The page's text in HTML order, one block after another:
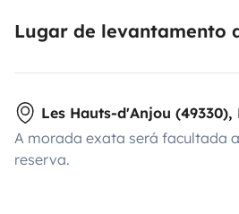
Lugar de levantamento
Les Hauts-d'Anjou (49330),
A morada exata será facultada
reserva.